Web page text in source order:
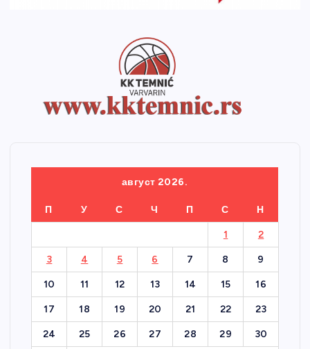
август 2026.
П У С Ч П С Н
1 2
3 4 5 6 7 8 9
10 11 12 13 14 15 16
17 18 19 20 21 22 23
24 25 26 27 28 29 30